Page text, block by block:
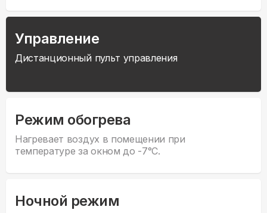
Управление
Дистанционный пульт управления
Режим обогрева
Нагревает воздух в помещении при
температуре за окном до -7°С.
Ночной режим